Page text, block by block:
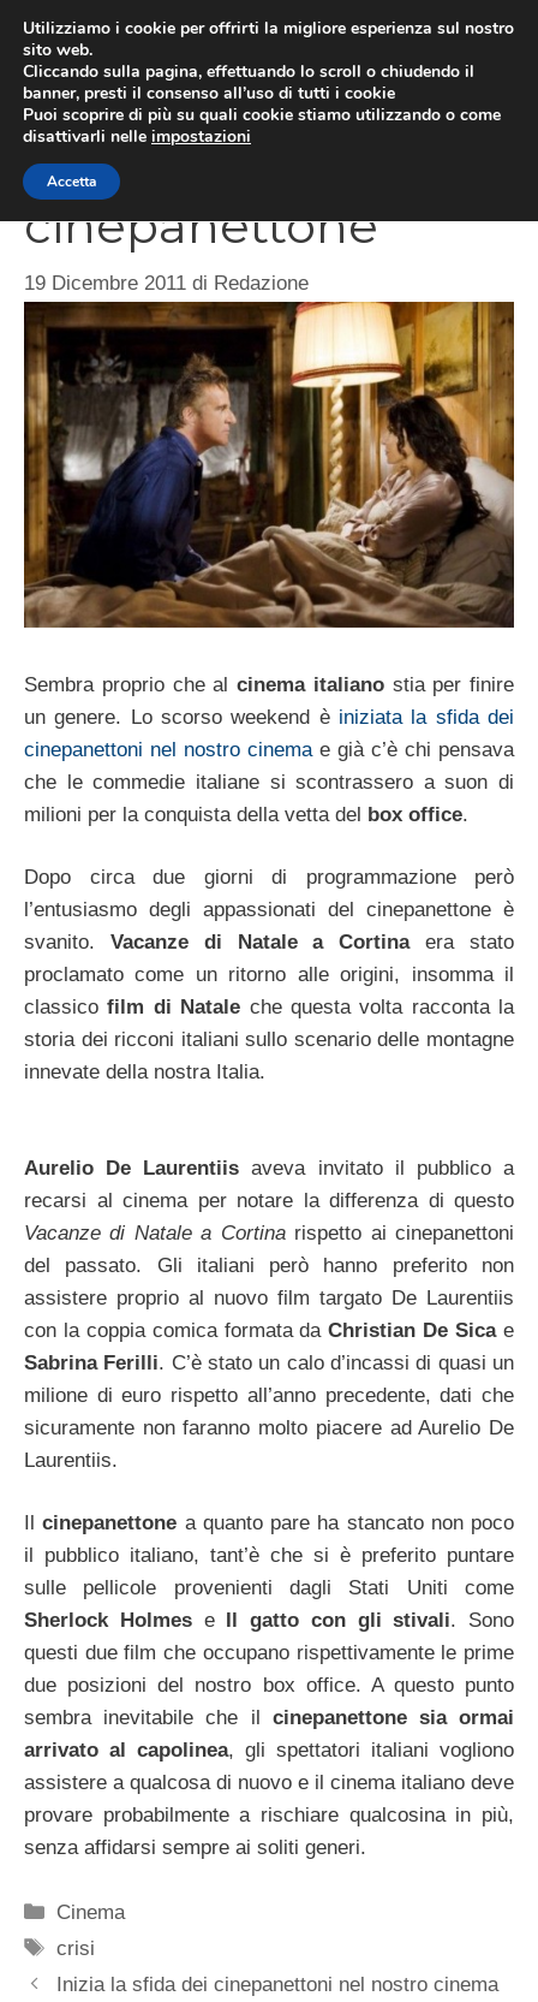
contenuto
La crisi del
cinepanettone
19 Dicembre 2011 di Redazione
Sembra proprio che al cinema italianostia per finire
un genere. Lo scorso weekend è iniziata la sfida dei
cinepanettoni nel nostro cinemae già c’è chi pensava
che le commedie italiane si scontrassero a suon di
milioni per la conquista della vetta del box office.
Dopo circa due giorni di programmazione però
l’entusiasmo degli appassionati del cinepanettone è
svanito. Vacanze di Natale a Cortinaera stato
proclamato come un ritorno alle origini, insomma il
classicofilm di Natale che questa volta racconta la
storia dei ricconi italiani sullo scenario delle montagne
innevate della nostra Italia.
Aurelio De Laurentiis aveva invitato il pubblico a
recarsi al cinema per notare la differenza di questo
Vacanze di Natale a Cortinarispetto ai cinepanettoni
del passato. Gli italiani però hanno preferito non
assistere proprio al nuovo film targato De Laurentiis
con la coppia comica formata daChristian De Sicae
Sabrina Ferilli. C’è stato un calo d’incassi di quasi un
milione di euro rispetto all’anno precedente, dati che
sicuramente non faranno molto piacere ad Aurelio De
Laurentiis.
Ilcinepanettone a quanto pare ha stancato non poco
il pubblico italiano, tant’è che si è preferito puntare
sulle pellicole provenienti dagli Stati Uniti come
Sherlock Holmese Il gatto con gli stivali. Sono
questi due film che occupano rispettivamente le prime
due posizioni del nostro box office. A questo punto
sembra inevitabile che il cinepanettone sia ormai
arrivato al capolinea, gli spettatori italiani vogliono
assistere a qualcosa di nuovo e il cinema italiano deve
provare probabilmente a rischiare qualcosina in più,
senza affidarsi sempre ai soliti generi.
Categorie
Cinema
Tag
crisi
Inizia la sfida dei cinepanettoni nel nostro cinema
Utilizziamo i cookie per offrirti la migliore esperienza sul nostro
sito web.
Cliccando sulla pagina, effettuando lo scroll o chiudendo il
banner, presti il consenso all’uso di tutti i cookie
Puoi scoprire di più su quali cookie stiamo utilizzando o come
disattivarli nelle impostazioni
Accetta